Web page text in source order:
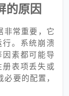
原因
非常重要，它
。系统崩溃
素都可能导
表项丢失或
要的配置，